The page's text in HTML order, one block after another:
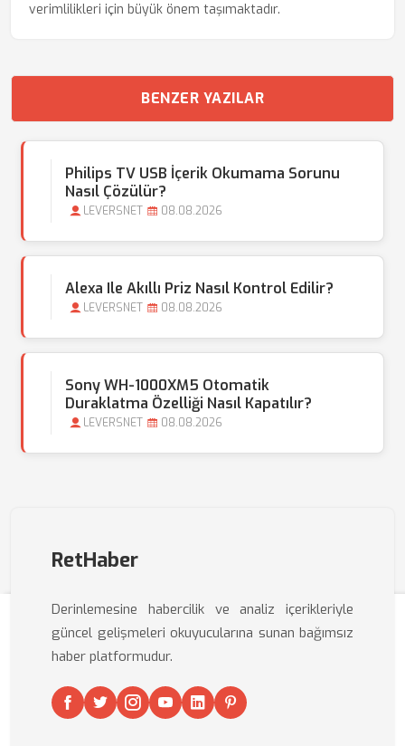
verimlilikleri için büyük önem taşımaktadır.
BENZER YAZILAR
Philips TV USB İçerik Okumama Sorunu
Nasıl Çözülür?
LEVERSNET 08.08.2026
Alexa Ile Akıllı Priz Nasıl Kontrol Edilir?
LEVERSNET 08.08.2026
Sony WH-1000XM5 Otomatik
Duraklatma Özelliği Nasıl Kapatılır?
LEVERSNET 08.08.2026
RetHaber
Derinlemesine habercilik ve analiz içerikleriyle
güncel gelişmeleri okuyucularına sunan bağımsız
haber platformudur.